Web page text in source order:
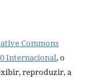
Commons
Internacional, o
reproduzir, a